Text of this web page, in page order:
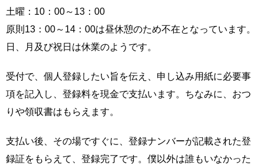
土曜：10：00～13：00
原則13：00～14：00は昼休憩のため不在となっています。
日、月及び祝日は休業のようです。
受付で、個人登録したい旨を伝え、申し込み用紙に必要事
項を記入し、登録料を現金で支払います。ちなみに、おつ
りや領収書はもらえます。
支払い後、その場ですぐに、登録ナンバーが記載された登
録証をもらえて、登録完了です。僕以外は誰もいなかった